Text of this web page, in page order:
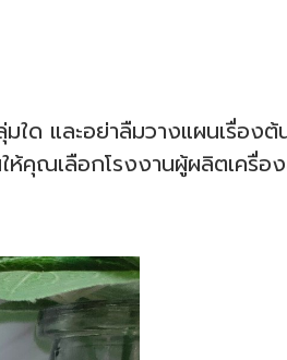
ด และอย่าลืมวางแผนเรื่องต้
ห้คุณเลือกโรงงานผู้ผลิตเครื่อ